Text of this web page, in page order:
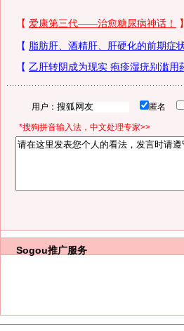
用户： 匿名
*搜狗拼音输入法，中文处理专家>>
Sogou推广服务